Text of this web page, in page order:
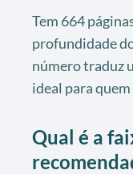
Tem 664
profundidade
número traduz
ideal para
Qual é a